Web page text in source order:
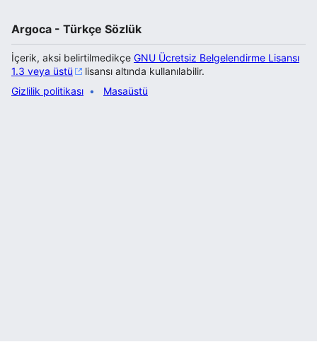
Argoca - Türkçe Sözlük
İçerik, aksi belirtilmedikçe GNU Ücretsiz Belgelendirme Lisansı
1.3 veya üstü
lisansı altında kullanılabilir.
Gizlilik politikası
Masaüstü